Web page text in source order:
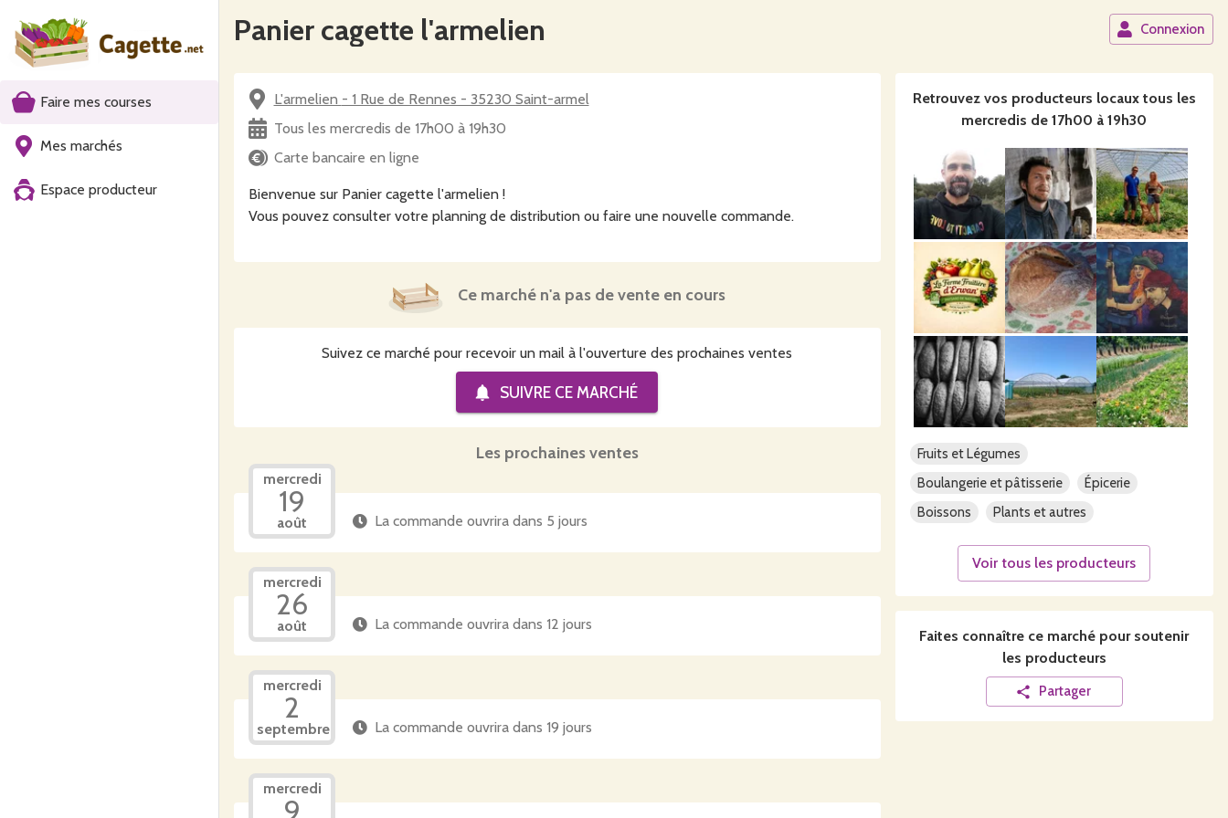
Faire mes courses
Mes marchés
Espace producteur
Panier cagette l'armelien Connexion
L'armelien - 1 Rue de Rennes - 35230 Saint-armel
Tous les mercredis de 17h00 à 19h30
Carte bancaire en ligne
Bienvenue sur Panier cagette l'armelien !
Vous pouvez consulter votre planning de distribution ou faire une nouvelle commande.
Suivez ce marché pour recevoir un mail à l'ouverture des prochaines ventes
SUIVRE CE MARCHÉ
Ce marché n'a pas de vente en cours
Les prochaines ventes
mercredi
19
août La commande ouvrira dans 5 jours
mercredi
26
août La commande ouvrira dans 12 jours
mercredi
2
septembre La commande ouvrira dans 19 jours
mercredi
9
Retrouvez vos producteurs locaux tous les
mercredis de 17h00 à 19h30
Fruits et Légumes
Boulangerie et pâtisserie
Épicerie
Boissons
Plants et autres
Voir tous les producteurs
Faites connaître ce marché pour soutenir
les producteurs
Partager